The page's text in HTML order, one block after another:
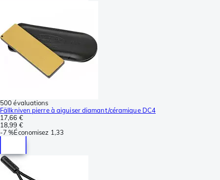
500 évaluations
Fällkniven pierre à aiguiser diamant/céramique DC4
17,66 €
18,99 €
-7 %Économisez 1,33